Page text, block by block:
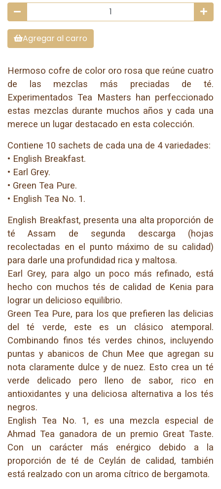
Agregar al carro
Hermoso cofre de color oro rosa que reúne cuatro
de las mezclas más preciadas de té.
Experimentados Tea Masters han perfeccionado
estas mezclas durante muchos años y cada una
merece un lugar destacado en esta colección.
Contiene 10 sachets de cada una de 4 variedades:
• English Breakfast.
• Earl Grey.
• Green Tea Pure.
• English Tea No. 1.
English Breakfast, presenta una alta proporción de
té Assam de segunda descarga (hojas
recolectadas en el punto máximo de su calidad)
para darle una profundidad rica y maltosa.
Earl Grey, para algo un poco más refinado, está
hecho con muchos tés de calidad de Kenia para
lograr un delicioso equilibrio.
Green Tea Pure, para los que prefieren las delicias
del té verde, este es un clásico atemporal.
Combinando finos tés verdes chinos, incluyendo
puntas y abanicos de Chun Mee que agregan su
nota claramente dulce y de nuez. Esto crea un té
verde delicado pero lleno de sabor, rico en
antioxidantes y una deliciosa alternativa a los tés
negros.
English Tea No. 1, es una mezcla especial de
Ahmad Tea ganadora de un premio Great Taste.
Con un carácter más enérgico debido a la
proporción de té de Ceylán de calidad, también
está realzado con un aroma cítrico de bergamota.